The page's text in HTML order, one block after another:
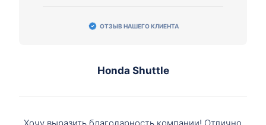
ОТЗЫВ НАШЕГО КЛИЕНТА
Honda Shuttle